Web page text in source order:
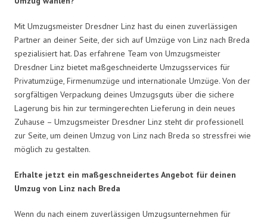
Mit Umzugsmeister Dresdner Linz hast du einen zuverlässigen
Partner an deiner Seite, der sich auf Umzüge von Linz nach Breda
spezialisiert hat. Das erfahrene Team von Umzugsmeister
Dresdner Linz bietet maßgeschneiderte Umzugsservices für
Privatumzüge, Firmenumzüge und internationale Umzüge. Von der
sorgfältigen Verpackung deines Umzugsguts über die sichere
Lagerung bis hin zur termingerechten Lieferung in dein neues
Zuhause – Umzugsmeister Dresdner Linz steht dir professionell
zur Seite, um deinen Umzug von Linz nach Breda so stressfrei wie
möglich zu gestalten.
Erhalte jetzt ein maßgeschneidertes Angebot für deinen
Umzug von Linz nach Breda
Wenn du nach einem zuverlässigen Umzugsunternehmen für